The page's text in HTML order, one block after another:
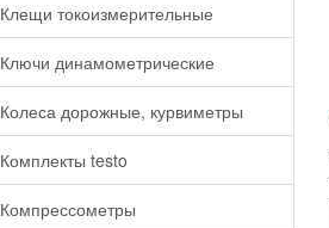
Клещи токоизмерительные
Ключи динамометрические
Колеса дорожные, курвиметры
Комплекты testo
Компрессометры